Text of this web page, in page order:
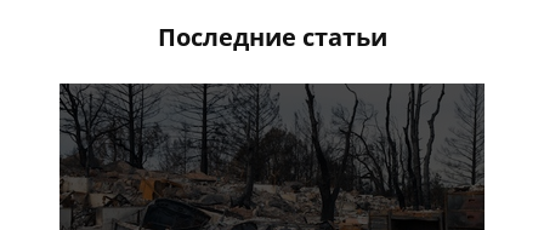
Последние статьи